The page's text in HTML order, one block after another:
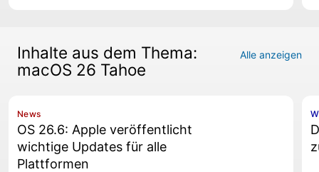
Inhalte aus dem Thema:
macOS 26 Tahoe
Alle anzeigen
News
OS 26.6: Apple veröffentlicht
wichtige Updates für alle
Plattformen